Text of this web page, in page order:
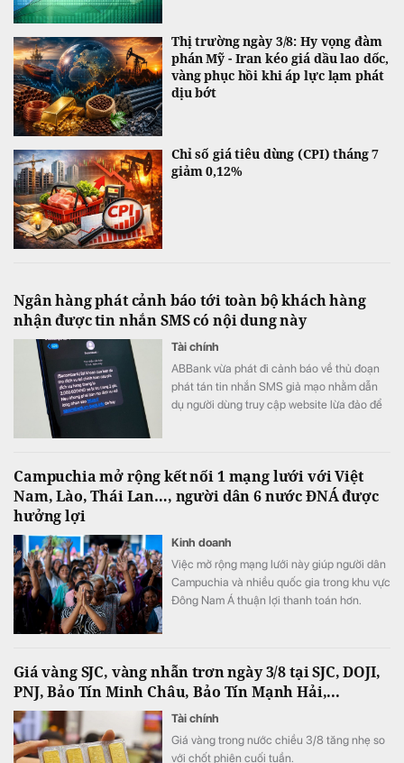
Thị trường ngày 3/8: Hy vọng đàm
phán Mỹ - Iran kéo giá dầu lao dốc,
vàng phục hồi khi áp lực lạm phát
dịu bớt
Chỉ số giá tiêu dùng (CPI) tháng 7
giảm 0,12%
Ngân hàng phát cảnh báo tới toàn bộ khách hàng
nhận được tin nhắn SMS có nội dung này
Tài chính
ABBank vừa phát đi cảnh báo về thủ đoạn
phát tán tin nhắn SMS giả mạo nhằm dẫn
dụ người dùng truy cập website lừa đảo để
Campuchia mở rộng kết nối 1 mạng lưới với Việt
Nam, Lào, Thái Lan…, người dân 6 nước ĐNÁ được
hưởng lợi
Kinh doanh
Việc mở rộng mạng lưới này giúp người dân
Campuchia và nhiều quốc gia trong khu vực
Đông Nam Á thuận lợi thanh toán hơn.
Giá vàng SJC, vàng nhẫn trơn ngày 3/8 tại SJC, DOJI,
PNJ, Bảo Tín Minh Châu, Bảo Tín Mạnh Hải,...
Tài chính
Giá vàng trong nước chiều 3/8 tăng nhẹ so
với chốt phiên cuối tuần.